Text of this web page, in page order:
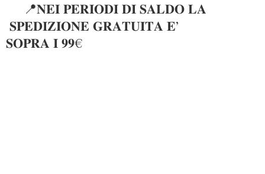
📍𝐍𝐄𝐈 𝐏𝐄𝐑𝐈𝐎𝐃𝐈 𝐃𝐈 𝐒𝐀𝐋𝐃𝐎 𝐋𝐀
𝐒𝐏𝐄𝐃𝐈𝐙𝐈𝐎𝐍𝐄 𝐆𝐑𝐀𝐓𝐔𝐈𝐓𝐀 𝐄’
𝐒𝐎𝐏𝐑𝐀 𝐈 𝟗𝟗€